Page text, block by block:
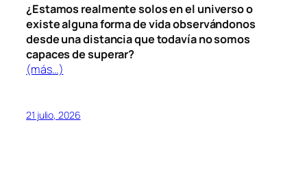
¿Estamos realmente solos en el universo o
existe alguna forma de vida observándonos
desde una distancia que todavía no somos
capaces de superar?
(más…)
21 julio, 2026